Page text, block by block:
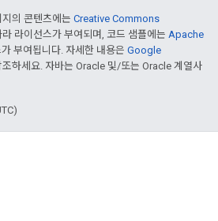
의 콘텐츠에는 Creative Commons
라 라이선스가 부여되며, 코드 샘플에는 Apache
부여됩니다. 자세한 내용은 Google
조하세요. 자바는 Oracle 및/또는 Oracle 계열사